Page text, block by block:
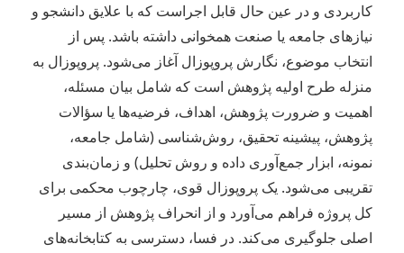
کاربردی و در عین حال قابل اجراست که با علایق دانشجو و
نیازهای جامعه یا صنعت همخوانی داشته باشد. پس از
انتخاب موضوع، نگارش پروپوزال آغاز می‌شود. پروپوزال به
منزله طرح اولیه پژوهش است که شامل بیان مسئله،
اهمیت و ضرورت پژوهش، اهداف، فرضیه‌ها یا سؤالات
پژوهش، پیشینه تحقیق، روش‌شناسی (شامل جامعه،
نمونه، ابزار جمع‌آوری داده و روش تحلیل) و زمان‌بندی
تقریبی می‌شود. یک پروپوزال قوی، چارچوب محکمی برای
کل پروژه فراهم می‌آورد و از انحراف پژوهش از مسیر
اصلی جلوگیری می‌کند. در فسا، دسترسی به کتابخانه‌های